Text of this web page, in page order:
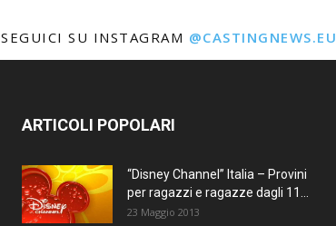
SEGUICI SU INSTAGRAM @CASTINGNEWS.EU
ARTICOLI POPOLARI
“Disney Channel” Italia – Provini
per ragazzi e ragazze dagli 11...
23 Maggio 2013